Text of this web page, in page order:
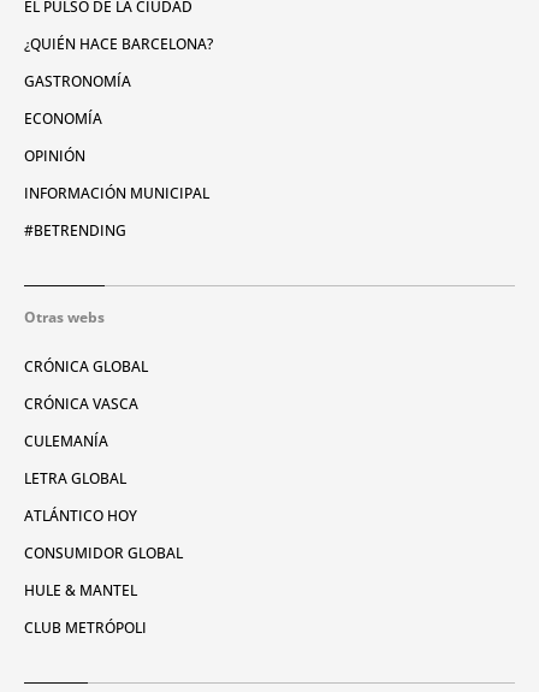
EL PULSO DE LA CIUDAD
¿QUIÉN HACE BARCELONA?
GASTRONOMÍA
ECONOMÍA
OPINIÓN
INFORMACIÓN MUNICIPAL
#BETRENDING
Otras webs
CRÓNICA GLOBAL
CRÓNICA VASCA
CULEMANÍA
LETRA GLOBAL
ATLÁNTICO HOY
CONSUMIDOR GLOBAL
HULE & MANTEL
CLUB METRÓPOLI